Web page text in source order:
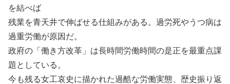
を結べば
残業を青天井で伸ばせる仕組みがある。過労死やうつ病は
過重労働が原因だ。
政府の「働き方改革」は長時間労働時間の是正を最重点課
題としている。
今も残る女工哀史に描かれた過酷な労働実態、歴史振り返